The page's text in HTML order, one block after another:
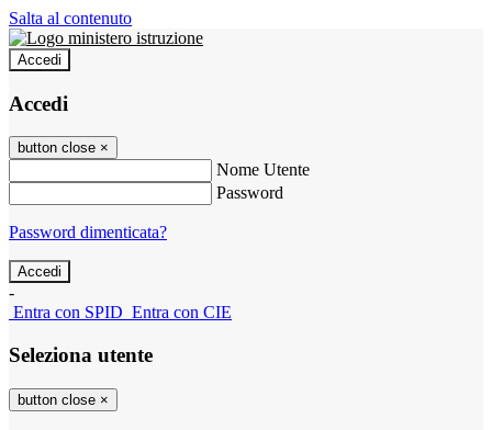
Salta al contenuto
Accedi
Accedi
button close ×
Nome Utente
Password
Password dimenticata?
-
Entra con SPID Entra con CIE
Seleziona utente
button close ×